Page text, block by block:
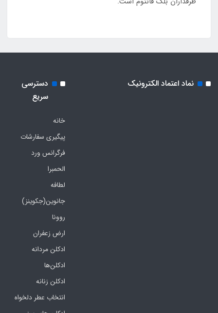
نماد اعتماد الکترونیک
دسترسی
سریع
خانه
پیگیری سفارشات
فرگرانس ورد
الحمبرا
لطافه
جانوین(جکوینز)
روونا
ارض زعفران
ادکلن مردانه
ادکلن‌ها
ادکلن زنانه
انتخاب عطر دلخواه